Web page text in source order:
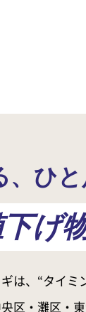
、ひ
げ
は、“タイミ
区・灘区・